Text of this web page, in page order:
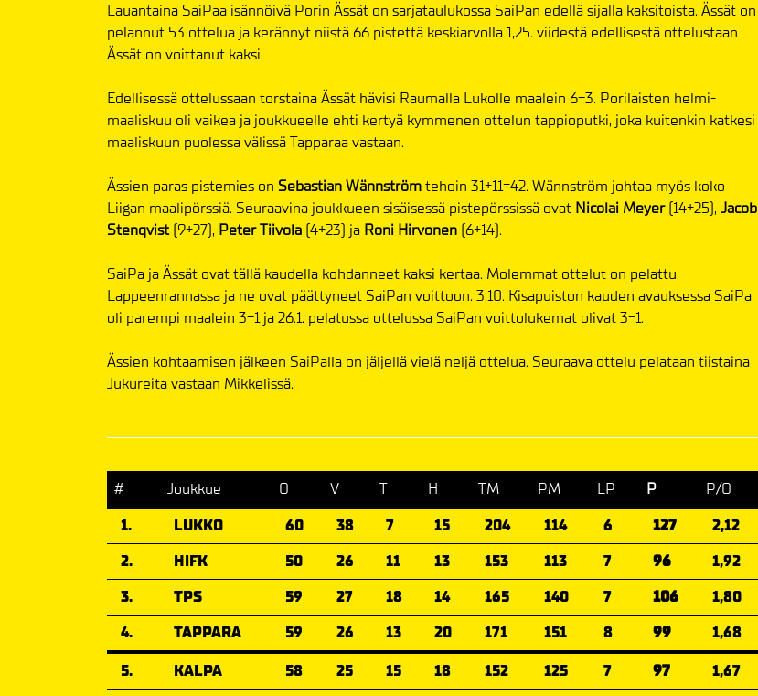
Lauantaina SaiPaa isännöivä Porin Ässät on sarjataulukossa SaiPan edellä sijalla kaksitoista. Ässät on
pelannut 53 ottelua ja kerännyt niistä 66 pistettä keskiarvolla 1,25. viidestä edellisestä ottelustaan
Ässät on voittanut kaksi.
Edellisessä ottelussaan torstaina Ässät hävisi Raumalla Lukolle maalein 6-3. Porilaisten helmi-
maaliskuu oli vaikea ja joukkueelle ehti kertyä kymmenen ottelun tappioputki, joka kuitenkin katkesi
maaliskuun puolessa välissä Tapparaa vastaan.
Ässien paras pistemies on Sebastian Wännströmtehoin 31+11=42. Wännström johtaa myös koko
Liigan maalipörssiä. Seuraavina joukkueen sisäisessä pistepörssissä ovat Nicolai Meyer(14+25), Jacob
Stenqvist(9+27), Peter Tiivola (4+23) ja Roni Hirvonen (6+14).
SaiPa ja Ässät ovat tällä kaudella kohdanneet kaksi kertaa. Molemmat ottelut on pelattu
Lappeenrannassa ja ne ovat päättyneet SaiPan voittoon. 3.10. Kisapuiston kauden avauksessa SaiPa
oli parempi maalein 3-1 ja 26.1. pelatussa ottelussa SaiPan voittolukemat olivat 3-1.
Ässien kohtaamisen jälkeen SaiPalla on jäljellä vielä neljä ottelua. Seuraava ottelu pelataan tiistaina
Jukureita vastaan Mikkelissä.
# Joukkue O V T H TM PM LP P
P/O
1.
LUKKO 60 38 7 15 204 114 6 127
2,12
2.
HIFK 50 26 11 13 153 113 7 96
1,92
3.
TPS 59 27 18 14 165 140 7 106
1,80
4.
TAPPARA 59 26 13 20 171 151 8 99
1,68
5.
KALPA 58 25 15 18 152 125 7 97
1,67